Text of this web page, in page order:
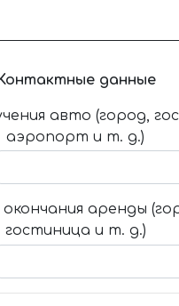
данные
авто (город,
аэропорт и т. д.)
аренды
гостиница и т. д.)